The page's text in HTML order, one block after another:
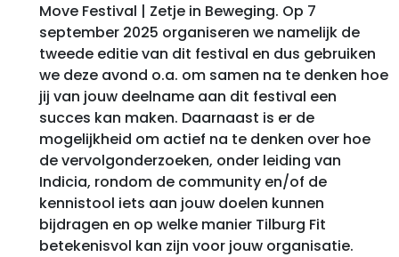
Move Festival | Zetje in Beweging. Op 7
september 2025 organiseren we namelijk de
tweede editie van dit festival en dus gebruiken
we deze avond o.a. om samen na te denken hoe
jij van jouw deelname aan dit festival een
succes kan maken. Daarnaast is er de
mogelijkheid om actief na te denken over hoe
de vervolgonderzoeken, onder leiding van
Indicia, rondom de community en/of de
kennistool iets aan jouw doelen kunnen
bijdragen en op welke manier Tilburg Fit
betekenisvol kan zijn voor jouw organisatie.